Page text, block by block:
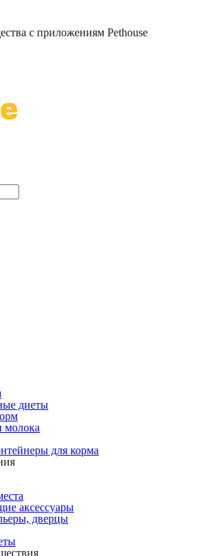
с приложениям Pethouse
диеты
молока
для корма
аксессуары
дверцы